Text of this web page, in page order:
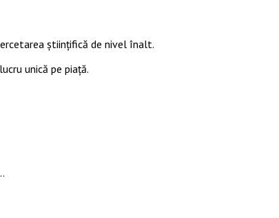
științifică de nivel înalt.
unică pe piață.